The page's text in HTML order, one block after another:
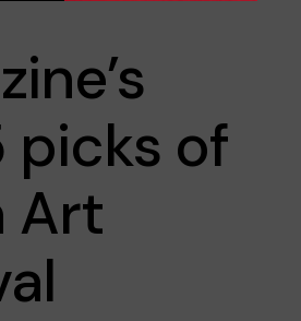
picks of
Art